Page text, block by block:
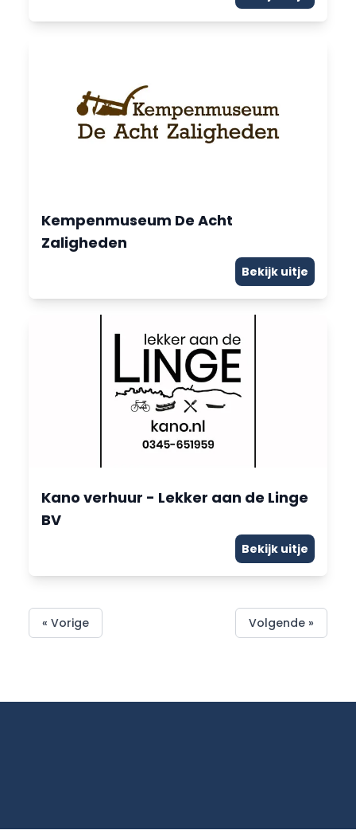
Kempenmuseum De Acht
Zaligheden
Bekijk uitje
Kano verhuur - Lekker aan de Linge
BV
Bekijk uitje
« Vorige Volgende »